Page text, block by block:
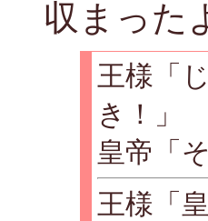
収まった
王様「
き！」
皇帝「
王様「